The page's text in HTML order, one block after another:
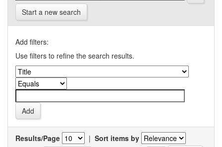
Start a new search
Add filters:
Use filters to refine the search results.
Results/Page | Sort items by